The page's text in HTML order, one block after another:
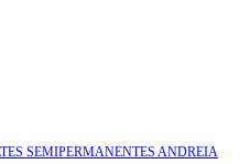
SEMIPERMANENTES ANDREIA